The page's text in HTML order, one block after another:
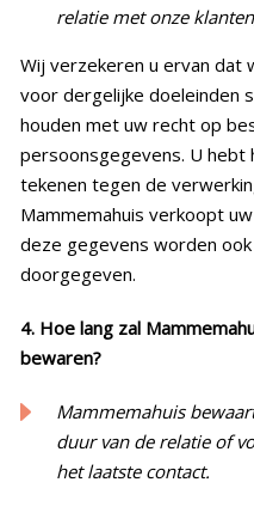
relatie met onze
Wij verzekeren u ervan dat
voor dergelijke doeleinden
houden met uw recht op
persoonsgegevens. U
tekenen tegen de
Mammemahuis verkoopt
deze gegevens worden
doorgegeven.
4. Hoe lang zal
bewaren?
Mammemahuis
duur van de relatie of
het laatste contact.